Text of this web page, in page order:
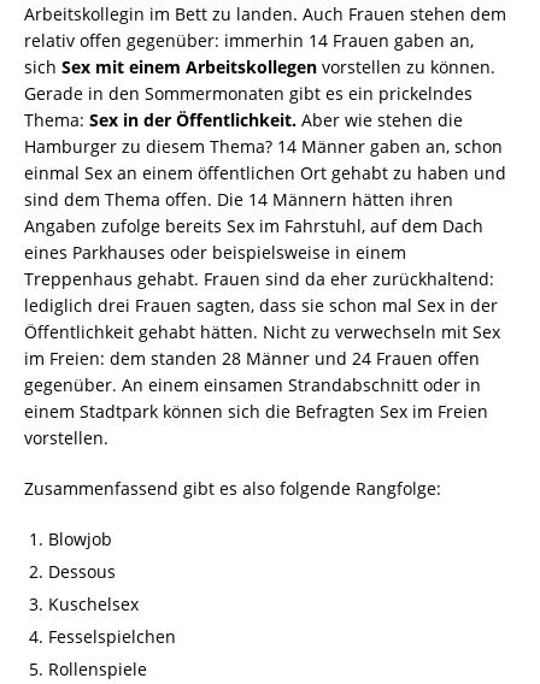
Arbeitskollegin im Bett zu landen. Auch Frauen stehen dem
relativ offen gegenüber: immerhin 14 Frauen gaben an,
sich Sex mit einem Arbeitskollegen vorstellen zu können.
Gerade in den Sommermonaten gibt es ein prickelndes
Thema: Sex in der Öffentlichkeit. Aber wie stehen die
Hamburger zu diesem Thema? 14 Männer gaben an, schon
einmal Sex an einem öffentlichen Ort gehabt zu haben und
sind dem Thema offen. Die 14 Männern hätten ihren
Angaben zufolge bereits Sex im Fahrstuhl, auf dem Dach
eines Parkhauses oder beispielsweise in einem
Treppenhaus gehabt. Frauen sind da eher zurückhaltend:
lediglich drei Frauen sagten, dass sie schon mal Sex in der
Öffentlichkeit gehabt hätten. Nicht zu verwechseln mit Sex
im Freien: dem standen 28 Männer und 24 Frauen offen
gegenüber. An einem einsamen Strandabschnitt oder in
einem Stadtpark können sich die Befragten Sex im Freien
vorstellen.
Zusammenfassend gibt es also folgende Rangfolge:
Blowjob
Dessous
Kuschelsex
Fesselspielchen
Rollenspiele